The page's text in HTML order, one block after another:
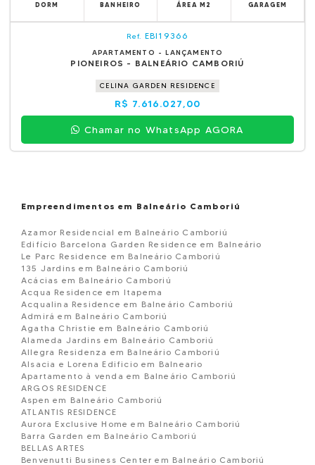
DORM BANHEIRO ÁREA M2 GARAGEM
Ref. EBI19366
APARTAMENTO - LANÇAMENTO
PIONEIROS - BALNEÁRIO CAMBORIÚ
CELINA GARDEN RESIDENCE
R$ 7.616.027,00
Chamar no WhatsApp AGORA
Empreendimentos em Balneário Camboriú
Azamor Residencial em Balneário Camboriú
Edifício Barcelona Garden Residence em Balneário
Le Parc Residence em Balneário Camboriú
135 Jardins em Balneário Camboriú
Acácias em Balneário Camboriú
Acqua Residence em Itapema
Acqualina Residence em Balneário Camboriú
Admirá em Balneário Camboriú
Agatha Christie em Balneário Camboriú
Alameda Jardins em Balneário Camboriú
Allegra Residenza em Balneário Camboriú
Alsacia e Lorena Edificio em Balneario
Apartamento à venda em Balneário Camboriú
ARGOS RESIDENCE
Aspen em Balneário Camboriú
ATLANTIS RESIDENCE
Aurora Exclusive Home em Balneário Camboriú
Barra Garden em Balneário Camboriú
BELLAS ARTES
Benvenutti Business Center em Balneário Camboriú